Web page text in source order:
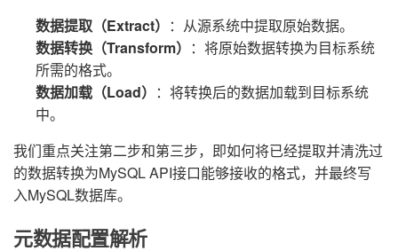
数据提取（Extract） ：从源系统中提取原始数据。
数据转换（Transform） ：将原始数据转换为目标系统
所需的格式。
数据加载（Load） ：将转换后的数据加载到目标系统
中。
我们重点关注第二步和第三步，即如何将已经提取并清洗过
的数据转换为MySQL API接口能够接收的格式，并最终写
入MySQL数据库。
元数据配置解析